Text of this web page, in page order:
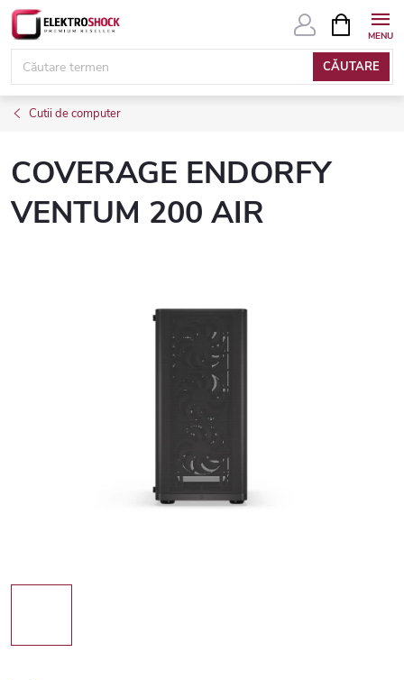
Treci
conținut
CĂUTARE
COŞ
DE
Cutii de computer
COVERAGE ENDORFY
VENTUM 200 AIR